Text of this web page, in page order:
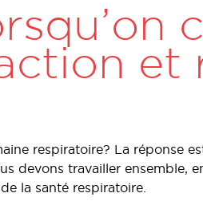
et
respiratoire? La réponse
devons travailler ensemble,
la santé respiratoire.